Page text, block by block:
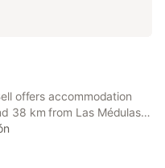
para su estancia.
offers accommodation
38 km from Las Médulas
in and check-out, this
picnic area.